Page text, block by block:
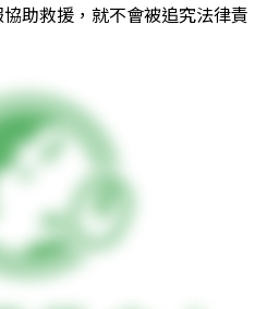
助救援，就不會被追究法律責